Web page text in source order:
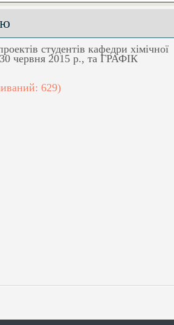
студентів кафедри хімічної
30 червня 2015 р., та ГРАФІК
629)